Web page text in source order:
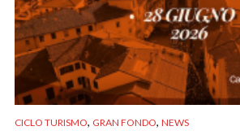
CICLO TURISMO, GRAN FONDO, NEWS